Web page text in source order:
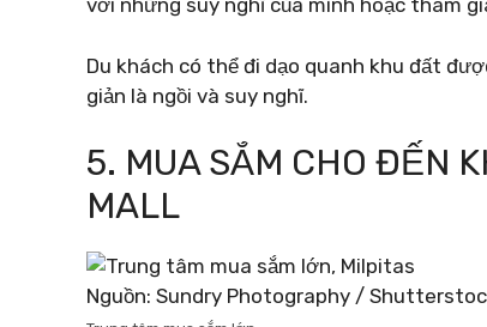
với những suy nghĩ của mình hoặc tham
Du khách có thể đi dạo quanh khu đất
giản là ngồi và suy nghĩ.
5. MUA SẮM CHO ĐẾN
MALL
Nguồn: Sundry Photography /